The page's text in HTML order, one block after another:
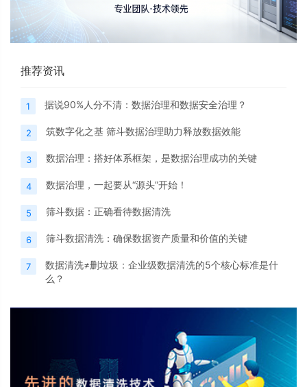
推荐资讯
1 据说90%人分不清：数据治理和数据安全治理？
2 筑数字化之基 筛斗数据治理助力释放数据效能
3 数据治理：搭好体系框架，是数据治理成功的关键
4 数据治理，一起要从“源头”开始！
5 筛斗数据：正确看待数据清洗
6 筛斗数据清洗：确保数据资产质量和价值的关键
7
数据清洗≠删垃圾：企业级数据清洗的5个核心标准是什
么？